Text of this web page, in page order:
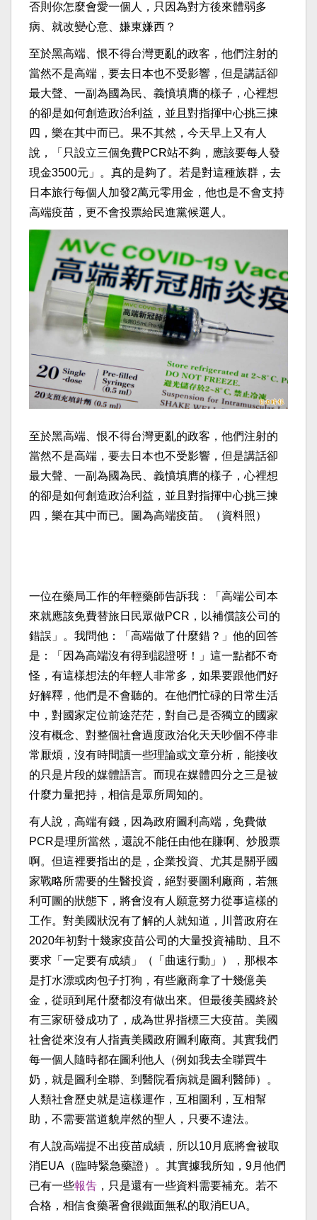
否則你怎麼會愛一個人，只因為對方後來體弱多
病、就改變心意、嫌東嫌西？
至於黑高端、恨不得台灣更亂的政客，他們注射的
當然不是高端，要去日本也不受影響，但是講話卻
最大聲、一副為國為民、義憤填膺的樣子，心裡想
的卻是如何創造政治利益，並且對指揮中心挑三揀
四，樂在其中而已。果不其然，今天早上又有人
說，「只設立三個免費PCR站不夠，應該要每人發
現金3500元」。真的是夠了。若是對這種族群，去
日本旅行每個人加發2萬元零用金，他也是不會支持
高端疫苗，更不會投票給民進黨候選人。
至於黑高端、恨不得台灣更亂的政客，他們注射的
當然不是高端，要去日本也不受影響，但是講話卻
最大聲、一副為國為民、義憤填膺的樣子，心裡想
的卻是如何創造政治利益，並且對指揮中心挑三揀
四，樂在其中而已。圖為高端疫苗。（資料照）
一位在藥局工作的年輕藥師告訴我：「高端公司本
來就應該免費替旅日民眾做PCR，以補償該公司的
錯誤」。我問他：「高端做了什麼錯？」他的回答
是：「因為高端沒有得到認證呀！」這一點都不奇
怪，有這樣想法的年輕人非常多，如果要跟他們好
好解釋，他們是不會聽的。在他們忙碌的日常生活
中，對國家定位前途茫茫，對自己是否獨立的國家
沒有概念、對整個社會過度政治化天天吵個不停非
常厭煩，沒有時間讀一些理論或文章分析，能接收
的只是片段的媒體語言。而現在媒體四分之三是被
什麼力量把持，相信是眾所周知的。
有人說，高端有錢，因為政府圖利高端，免費做
PCR是理所當然，還說不能任由他在賺啊、炒股票
啊。但這裡要指出的是，企業投資、尤其是關乎國
家戰略所需要的生醫投資，絕對要圖利廠商，若無
利可圖的狀態下，將會沒有人願意努力從事這樣的
工作。對美國狀況有了解的人就知道，川普政府在
2020年初對十幾家疫苗公司的大量投資補助、且不
要求「一定要有成績」（「曲速行動」），那根本
是打水漂或肉包子打狗，有些廠商拿了十幾億美
金，從頭到尾什麼都沒有做出來。但最後美國終於
有三家研發成功了，成為世界指標三大疫苗。美國
社會從來沒有人指責美國政府圖利廠商。其實我們
每一個人隨時都在圖利他人（例如我去全聯買牛
奶，就是圖利全聯、到醫院看病就是圖利醫師）。
人類社會歷史就是這樣運作，互相圖利，互相幫
助，不需要當道貌岸然的聖人，只要不違法。
有人說高端提不出疫苗成績，所以10月底將會被取
消EUA（臨時緊急藥證）。其實據我所知，9月他們
已有一些報吿 ，只是還有一些資料需要補充。若不
合格，相信食藥署會很鐵面無私的取消EUA。